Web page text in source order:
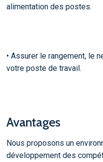
alimentation des postes.
• Assurer le rangement, le
votre poste de travail.
Avantages
Nous proposons un
développement des